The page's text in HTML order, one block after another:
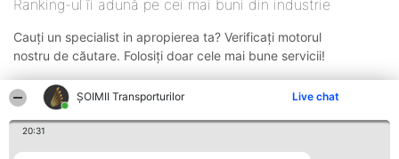
ȘOIMII Transporturilor Live chat
20:31
Ranking-ul îi adună pe cei mai buni din industrie
Cauți un specialist in apropierea ta? Verificați motorul
nostru de căutare. Folosiți doar cele mai bune servicii!